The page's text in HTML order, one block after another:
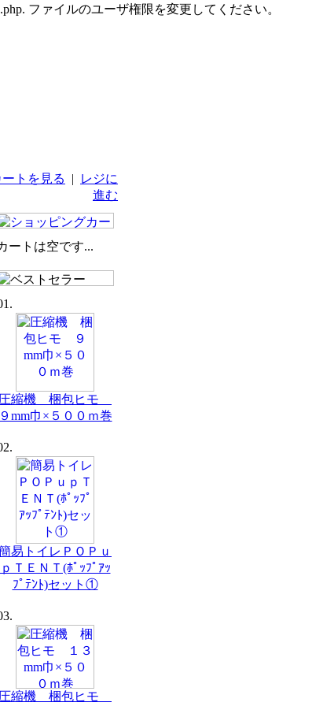
ファイルのユーザ権限を変更してください。
ートを見る |
レジに
進む
ートは空です...
圧縮機 梱包ヒモ
９mm巾×５００ｍ巻
易トイレＰＯＰｕ
ｐＴＥＮＴ(ﾎﾟｯﾌﾟｱｯ
ﾌﾟﾃﾝﾄ)セット①
圧縮機 梱包ヒモ